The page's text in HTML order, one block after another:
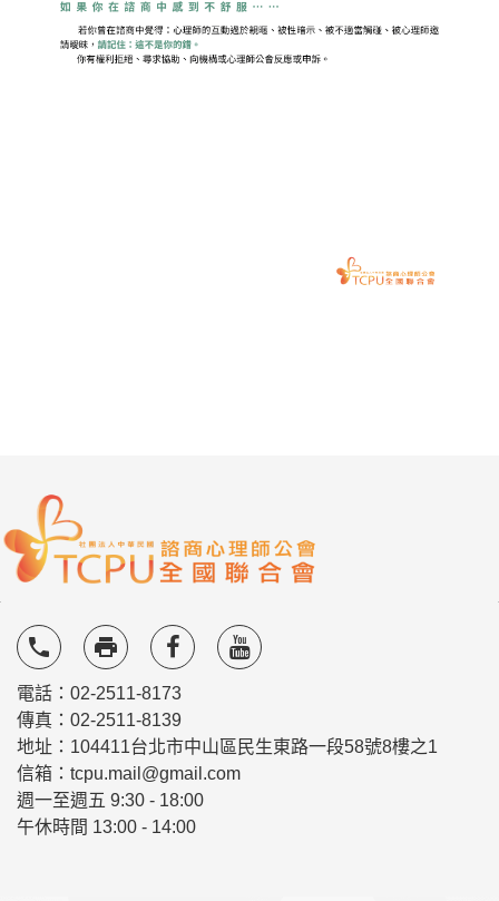
local_phone local_printshop
電話：02-2511-8173
傳真：02-2511-8139
地址：104411台北市中山區民生東路一段58號8樓之1
信箱：tcpu.mail@gmail.com
週一至週五 9:30 - 18:00
午休時間 13:00 - 14:00